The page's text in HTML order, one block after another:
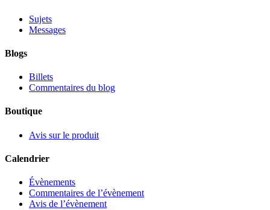
Sujets
Messages
Blogs
Billets
Commentaires du blog
Boutique
Avis sur le produit
Calendrier
Évènements
Commentaires de l’évènement
Avis de l’évènement